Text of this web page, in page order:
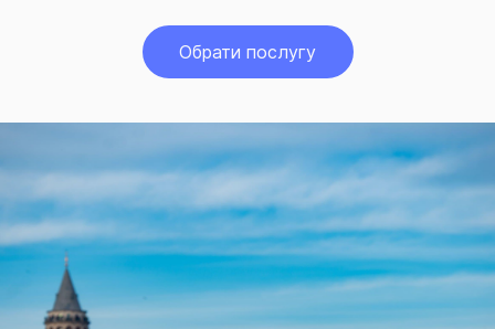
Обрати послугу